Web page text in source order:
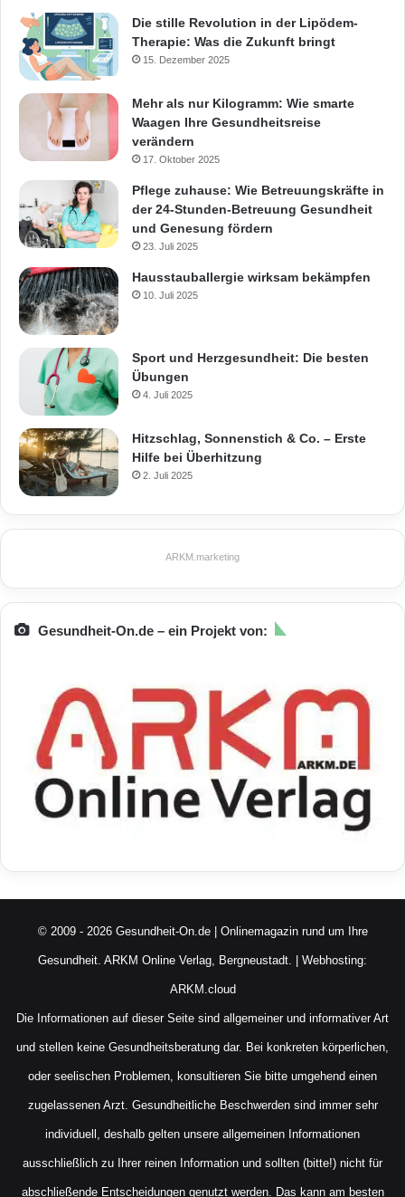
Die stille Revolution in der Lipödem-
Therapie: Was die Zukunft bringt
15. Dezember 2025
Mehr als nur Kilogramm: Wie smarte
Waagen Ihre Gesundheitsreise
verändern
17. Oktober 2025
Pflege zuhause: Wie Betreuungskräfte in
der 24-Stunden-Betreuung Gesundheit
und Genesung fördern
23. Juli 2025
Hausstauballergie wirksam bekämpfen
10. Juli 2025
Sport und Herzgesundheit: Die besten
Übungen
4. Juli 2025
Hitzschlag, Sonnenstich & Co. – Erste
Hilfe bei Überhitzung
2. Juli 2025
ARKM.marketing
Gesundheit-On.de – ein Projekt von:
© 2009 - 2026 Gesundheit-On.de | Onlinemagazin rund um Ihre
Gesundheit. ARKM Online Verlag, Bergneustadt. | Webhosting:
ARKM.cloud
Die Informationen auf dieser Seite sind allgemeiner und informativer Art
und stellen keine Gesundheitsberatung dar. Bei konkreten körperlichen,
oder seelischen Problemen, konsultieren Sie bitte umgehend einen
zugelassenen Arzt. Gesundheitliche Beschwerden sind immer sehr
individuell, deshalb gelten unsere allgemeinen Informationen
ausschließlich zu Ihrer reinen Information und sollten (bitte!) nicht für
abschließende Entscheidungen genutzt werden. Das kann am besten